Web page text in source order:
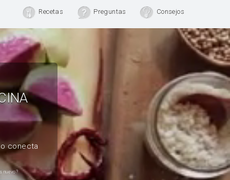
Recetas Preguntas Consejos
conecta
nuevo?